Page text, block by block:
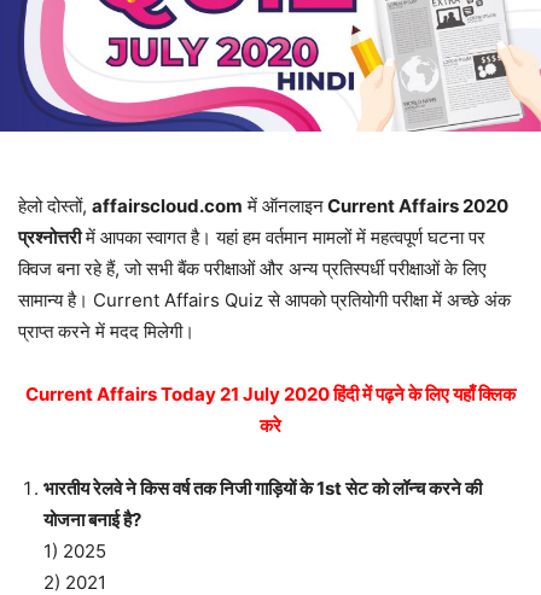
हेलो दोस्तों, affairscloud.com में ऑनलाइनCurrent Affairs 2020
प्रश्नोत्तरीमें आपका स्वागत है। यहां हम वर्तमान मामलों में महत्वपूर्ण घटना पर
क्विज बना रहे हैं, जो सभी बैंक परीक्षाओं और अन्य प्रतिस्पर्धी परीक्षाओं के लिए
सामान्य है। Current Affairs Quiz से आपको प्रतियोगी परीक्षा में अच्छे अंक
प्राप्त करने में मदद मिलेगी।
Current Affairs Today 21 July 2020 हिंदी में पढ़ने के लिए यहाँ क्लिक
करे
भारतीय रेलवे ने किस वर्ष तक निजी गाड़ियों के 1st सेट को लॉन्च करने की
योजना बनाई है?
1) 2025
2) 2021